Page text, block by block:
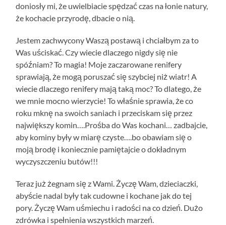
doniosły mi, że uwielbiacie spędzać czas na łonie natury,
że kochacie przyrodę, dbacie o nią.
Jestem zachwycony Waszą postawą i chciałbym za to
Was uściskać. Czy wiecie dlaczego nigdy się nie
spóźniam? To magia! Moje zaczarowane renifery
sprawiają, że mogą poruszać się szybciej niż wiatr! A
wiecie dlaczego renifery mają taką moc? To dlatego, że
we mnie mocno wierzycie! To właśnie sprawia, że co
roku mknę na swoich saniach i przeciskam się przez
największy komin….Prośba do Was kochani… zadbajcie,
aby kominy były w miarę czyste….bo obawiam się o
moją brodę i koniecznie pamiętajcie o dokładnym
wyczyszczeniu butów!!!
Teraz już żegnam się z Wami. Życzę Wam, dzieciaczki,
abyście nadal były tak cudowne i kochane jak do tej
pory. Życzę Wam uśmiechu i radości na co dzień. Dużo
zdrówka i spełnienia wszystkich marzeń.